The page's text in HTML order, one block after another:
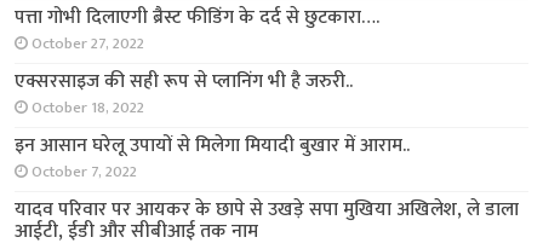
पत्ता गोभी दिलाएगी ब्रैस्ट फीडिंग के दर्द से छुटकारा….
October 27, 2022
एक्सरसाइज की सही रूप से प्लानिंग भी है जरुरी..
October 18, 2022
इन आसान घरेलू उपायों से मिलेगा मियादी बुखार में आराम..
October 7, 2022
यादव परिवार पर आयकर के छापे से उखड़े सपा मुखिया अखिलेश, ले डाला
आईटी, ईडी और सीबीआई तक नाम